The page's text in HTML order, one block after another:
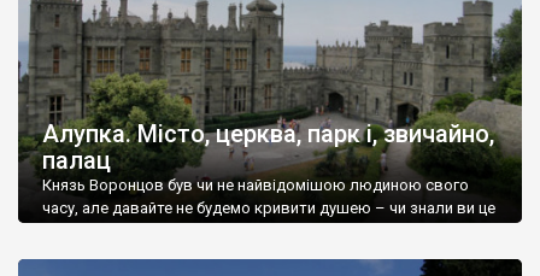
Алупка. Місто, церква, парк і, звичайно,
палац
Князь Воронцов був чи не найвідомішою людиною свого
часу, але давайте не будемо кривити душею – чи знали ви це